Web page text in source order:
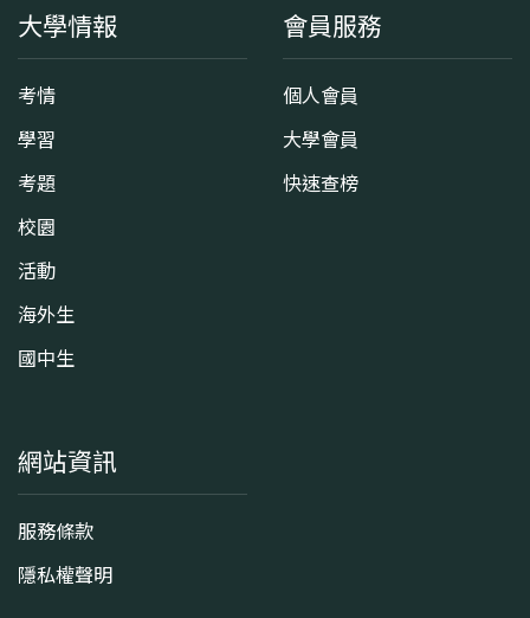
大學情報
考情
學習
考題
校園
活動
海外生
國中生
會員服務
個人會員
大學會員
快速查榜
網站資訊
服務條款
隱私權聲明